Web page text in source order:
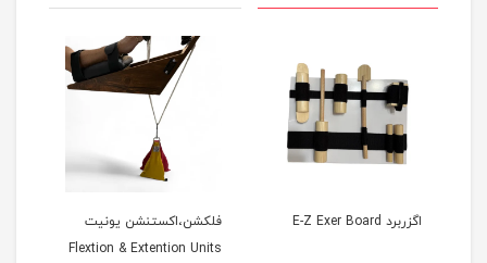
اگزربرد E-Z Exer Board
فلکشن،اکستنشن یونیت
Flextion & Extention Units